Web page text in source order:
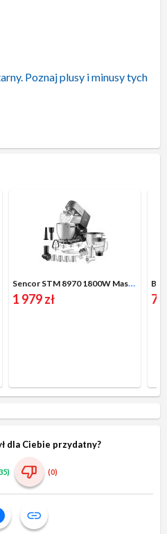
Poznaj plusy i minusy tych
Sencor STM 8970 1800W Maszynka do mielenia Szatkownica Blender kielichowy
1 979 zł
dla Ciebie przydatny?
(0)